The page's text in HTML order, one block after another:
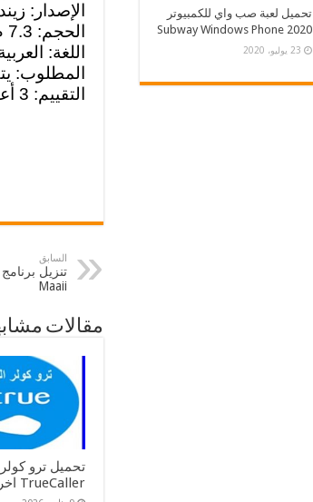
الإصدار:
الحجم: 7.3 م.ب
اللغة:
المطلوب: يتطلب
التقييم: 3 أعوام فما فوق
السابق
Maaii
مقالات
تحميل ترو كولر
TrueCaller اخر اصدار 2026
تحميل لعبة صب واي للكمبيوتر
2020 Subway Windows Phone
23 يوليو، 2020